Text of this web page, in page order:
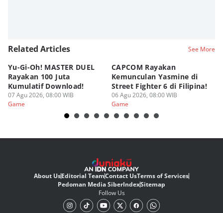
Related Articles See More
Yu-Gi-Oh! MASTER DUEL
Rayakan 100 Juta
Kumulatif Download!
07 Agu 2026, 08:00 WIB
Game
CAPCOM Rayakan
Kemunculan Yasmine di
Street Fighter 6 di Filipina!
06 Agu 2026, 08:00 WIB
Game
About UsEditorial TeamContact UsTerms of Services
Pedoman Media SiberIndexSitemap
Follow Us